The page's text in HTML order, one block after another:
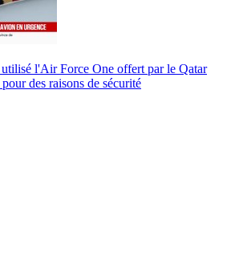
l'Air Force One offert par le Qatar
des raisons de sécurité